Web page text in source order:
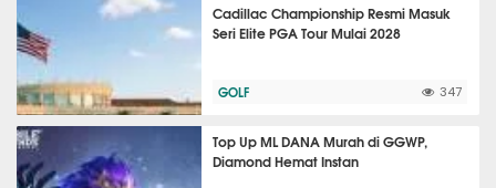
Cadillac Championship Resmi Masuk
Seri Elite PGA Tour Mulai 2028
GOLF 347
Top Up ML DANA Murah di GGWP,
Diamond Hemat Instan